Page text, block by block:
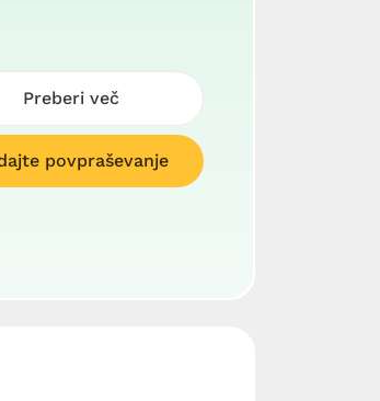
Preberi več
povpraševanje